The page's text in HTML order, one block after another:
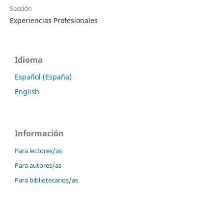
Sección
Experiencias Profesionales
Idioma
Español (España)
English
Información
Para lectores/as
Para autores/as
Para bibliotecarios/as